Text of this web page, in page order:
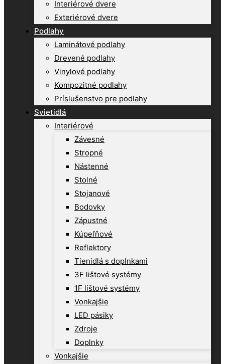
Interiérové dvere
Exteriérové dvere
Podlahy
Laminátové podlahy
Drevené podlahy
Vinylové podlahy
Kompozitné podlahy
Príslušenstvo pre podlahy
Svietidlá
Interiérové
Závesné
Stropné
Nástenné
Stolné
Stojanové
Bodovky
Zápustné
Kúpeľňové
Reflektory
Tienidlá s doplnkami
3F lištové systémy
1F lištové systémy
Vonkajšie
LED pásiky
Zdroje
Doplnky
Vonkajšie